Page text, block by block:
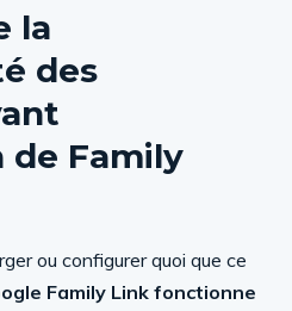
la
des
de Family
ou configurer quoi que ce
Family Link fonctionne